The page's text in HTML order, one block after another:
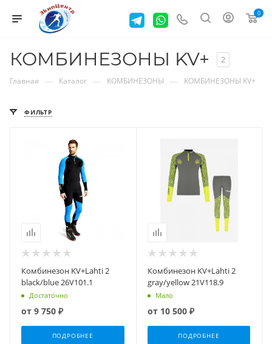
0
КОМБИНЕЗОНЫ KV+ 2
Главная — Каталог — КОМБИНЕЗОНЫ — КОМБИНЕЗОНЫ KV+
ФИЛЬТР
Комбинезон KV+Lahti 2
black/blue 26V101.1
Достаточно
от 9 750 ₽
ПОДРОБНЕЕ
Комбинезон KV+Lahti 2
gray/yellow 21V118.9
Мало
от 10 500 ₽
ПОДРОБНЕЕ